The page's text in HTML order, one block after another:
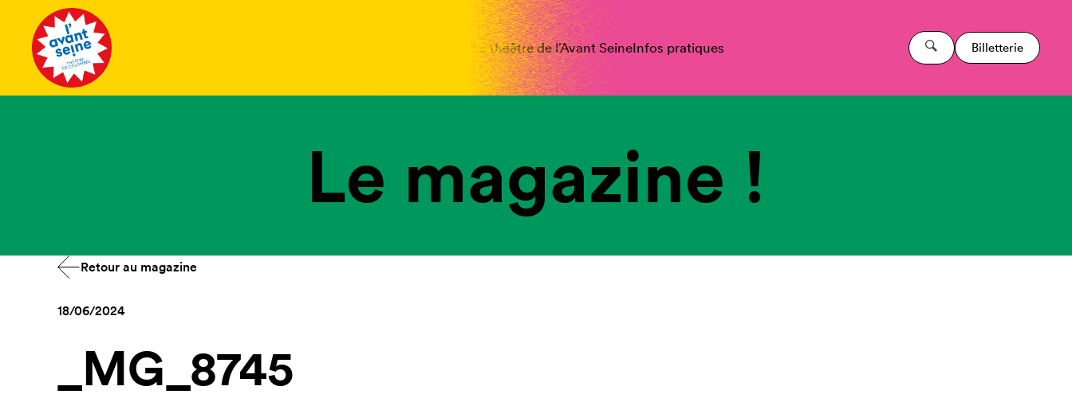
Le théâtre de l’Avant SeineInfos pratiques Billetterie
Le magazine !
Retour au magazine
18/06/2024
_MG_8745